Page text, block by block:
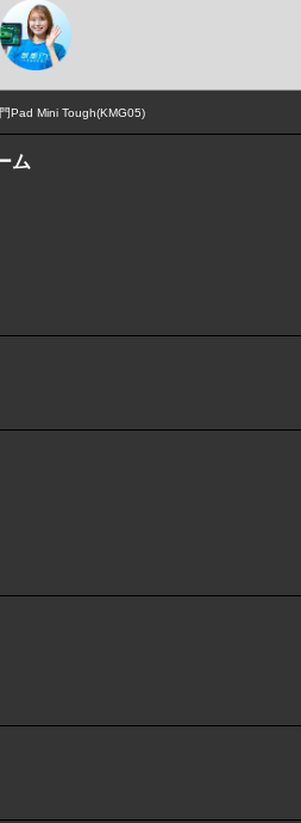
Pad Mini Tough(KMG05)
ム